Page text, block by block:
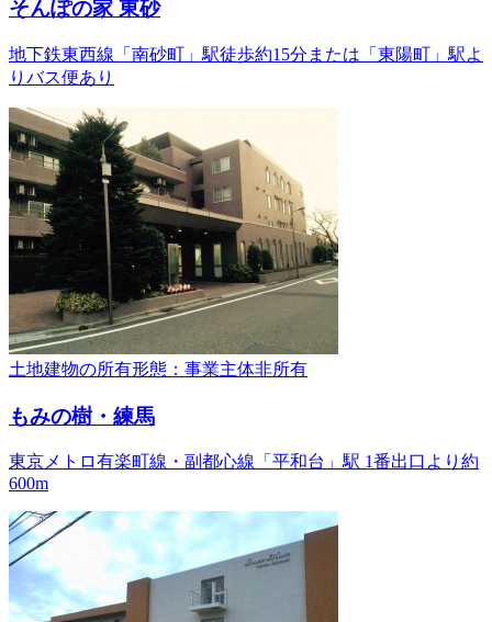
そんぽの家 東砂
地下鉄東西線「南砂町」駅徒歩約15分または「東陽町」駅よ
りバス便あり
土地建物の所有形態：事業主体非所有
もみの樹・練馬
東京メトロ有楽町線・副都心線「平和台」駅 1番出口より約
600m